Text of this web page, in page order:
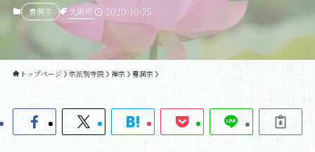
曹洞宗 大阪府 2020-10-25
トップページ 宗派別寺院 禅宗 曹洞宗